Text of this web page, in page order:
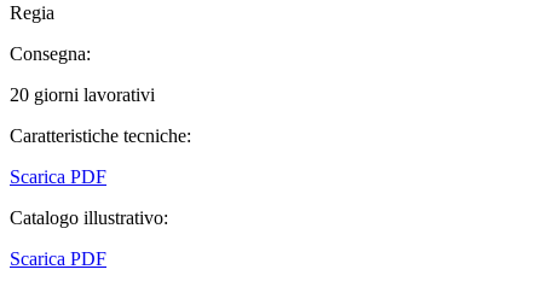
Regia
Consegna:
20 giorni lavorativi
Caratteristiche tecniche:
Scarica PDF
Catalogo illustrativo:
Scarica PDF